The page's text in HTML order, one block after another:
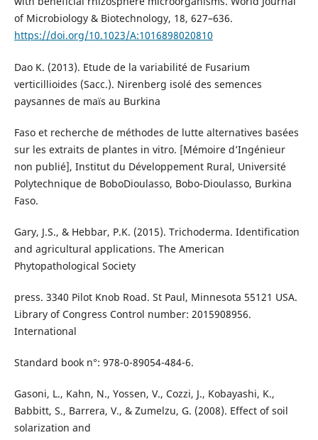
of Microbiology & Biotechnology, 18, 627–636.
https://doi.org/10.1023/A:1016898020810
Dao K. (2013). Etude de la variabilité de Fusarium
verticillioides (Sacc.). Nirenberg isolé des semences
paysannes de maïs au Burkina
Faso et recherche de méthodes de lutte alternatives basées
sur les extraits de plantes in vitro. [Mémoire d’Ingénieur
non publié], Institut du Développement Rural, Université
Polytechnique de BoboDioulasso, Bobo-Dioulasso, Burkina
Faso.
Gary, J.S., & Hebbar, P.K. (2015). Trichoderma. Identification
and agricultural applications. The American
Phytopathological Society
press. 3340 Pilot Knob Road. St Paul, Minnesota 55121 USA.
Library of Congress Control number: 2015908956.
International
Standard book n°: 978-0-89054-484-6.
Gasoni, L., Kahn, N., Yossen, V., Cozzi, J., Kobayashi, K.,
Babbitt, S., Barrera, V., & Zumelzu, G. (2008). Effect of soil
solarization and